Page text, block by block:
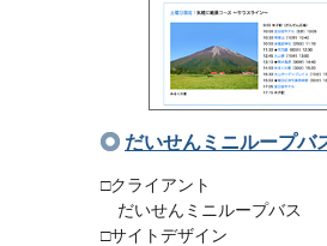
だいせんミニループバ
□クライアント
だいせんミニループバス
□サイトデザイン